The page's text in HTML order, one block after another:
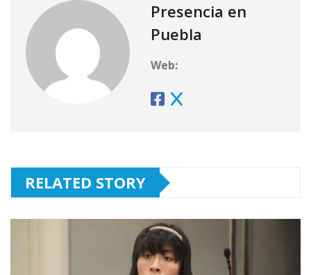
Presencia en
Puebla
Web:
RELATED STORY